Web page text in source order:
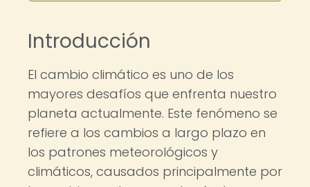
Introducción
El cambio climático es uno de los
mayores desafíos que enfrenta nuestro
planeta actualmente. Este fenómeno se
refiere a los cambios a largo plazo en
los patrones meteorológicos y
climáticos, causados principalmente por